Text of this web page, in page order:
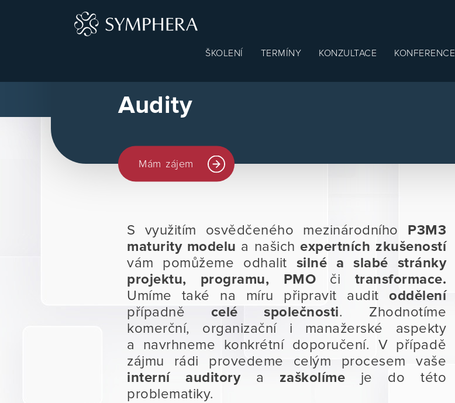
Main
ŠKOLENÍ TERMÍNY KONZULTACE KONFERENCE
Audity
Mám zájem
S využitím osvědčeného mezinárodního P3M3
maturity modelu a našichexpertních zkušeností
vám pomůžeme odhalit silné a slabé stránky
projektu, programu, PMO či transformace.
Umíme také na míru připravit audit oddělení
případně celé společnosti. Zhodnotíme
komerční, organizační i manažerské aspekty
a navrhneme konkrétní doporučení. V případě
zájmu rádi provedeme celým procesem vaše
interní auditorya zaškolíme je do této
problematiky.